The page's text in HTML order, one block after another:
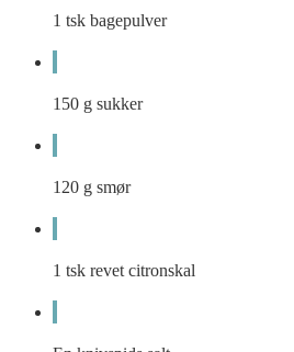
1 tsk bagepulver
150 g sukker
120 g smør
1 tsk revet citronskal